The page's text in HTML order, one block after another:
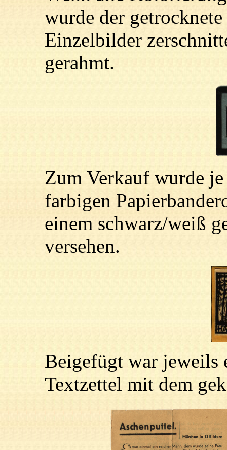
wurde der
Einzelbilder
gerahmt.
Zum Verkauf wurde
farbigen
einem schwarz/weiß
versehen.
Beigefügt war jeweils
Textzettel mit dem